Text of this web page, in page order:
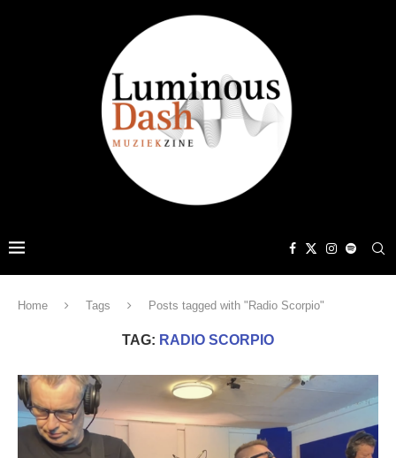
Home Tags Posts tagged with "Radio Scorpio"
TAG: RADIO SCORPIO